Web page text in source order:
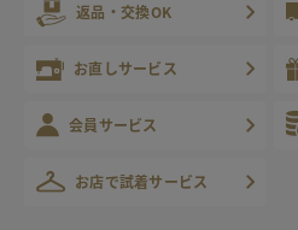
返品・交換OK
お直しサービス
会員サービス
お店で試着サービス